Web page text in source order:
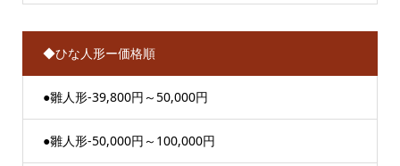
◆ひな人形ー価格順
●雛人形-39,800円～50,000円
●雛人形-50,000円～100,000円